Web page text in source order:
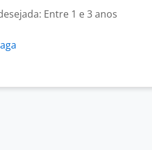
Entre 1 e 3 anos